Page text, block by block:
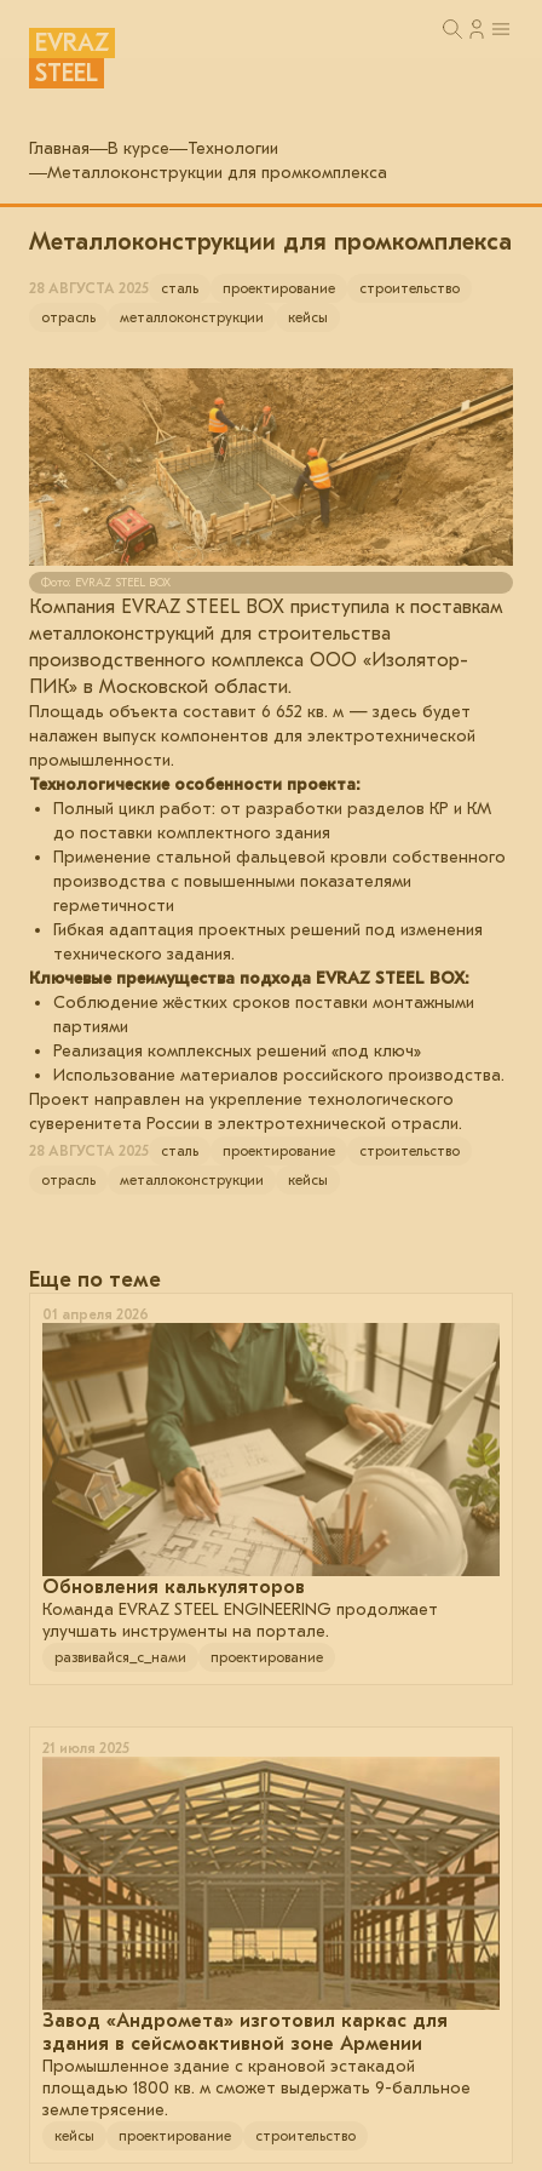
EVRAZ
STEEL
Главная В курсе
Технологии
Металлоконструкции для промкомплекса
Металлоконструкции для промкомплекса
28 АВГУСТА 2025 сталь проектирование
строительство
отрасль
металлоконструкции кейсы
Фото: EVRAZ STEEL BOX
Компания EVRAZ STEEL BOX приступила к поставкам
металлоконструкций для строительства
производственного комплекса ООО «Изолятор-
ПИК» в Московской области.
Площадь объекта составит 6 652 кв. м — здесь будет
налажен выпуск компонентов для электротехнической
промышленности.
Технологические особенности проекта:
Полный цикл работ: от разработки разделов КР и КМ
до поставки комплектного здания
Применение стальной фальцевой кровли собственного
производства с повышенными показателями
герметичности
Гибкая адаптация проектных решений под изменения
технического задания.
Ключевые преимущества подхода EVRAZ STEEL BOX:
Соблюдение жёстких сроков поставки монтажными
партиями
Реализация комплексных решений «под ключ»
Использование материалов российского производства.
Проект направлен на укрепление технологического
суверенитета России в электротехнической отрасли.
28 АВГУСТА 2025 сталь проектирование
строительство
отрасль
металлоконструкции кейсы
Еще по теме
01 апреля 2026
Обновления калькуляторов
Команда EVRAZ STEEL ENGINEERING продолжает
улучшать инструменты на портале.
развивайся_с_нами проектирование
21 июля 2025
Завод «Андромета» изготовил каркас для
здания в сейсмоактивной зоне Армении
Промышленное здание с крановой эстакадой
площадью 1800 кв. м сможет выдержать 9-балльное
землетрясение.
кейсы проектирование строительство